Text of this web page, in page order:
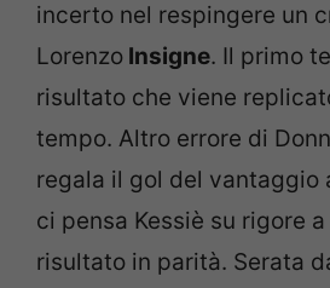
incerto nel respingere un
Lorenzo Insigne. Il primo
risultato che viene
tempo. Altro errore di
regala il gol del vantaggio
ci pensa Kessiè su rigore
risultato in parità. Serata